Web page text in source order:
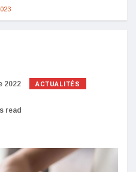
2022 ACTUALITÉS
read